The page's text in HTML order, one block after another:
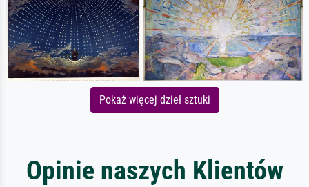
Pokaż więcej dzieł sztuki
Opinie naszych Klientów